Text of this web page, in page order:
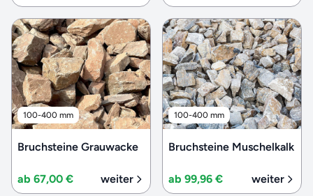
100-400 mm
Bruchsteine Grauwacke
ab 67,00 € weiter
100-400 mm
Bruchsteine Muschelkalk
ab 99,96 € weiter